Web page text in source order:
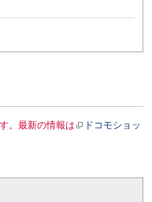
。最新の情報は
ドコモショッ